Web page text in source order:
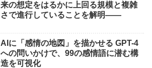
来の想定をはるかに上回る規模と複雑
さで進行していることを解明――
AIに「感情の地図」を描かせる GPT-4
への問いかけで、99の感情語に潜む構
造を可視化